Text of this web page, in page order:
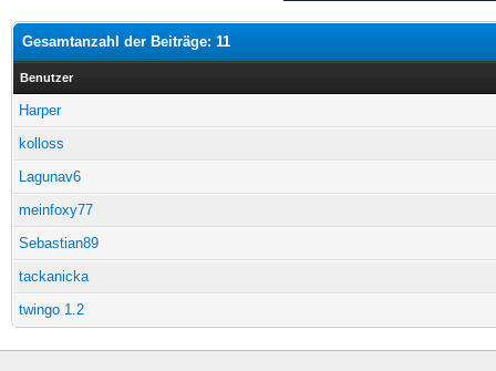
Gesamtanzahl der Beiträge: 11
Benutzer
Harper
kolloss
Lagunav6
meinfoxy77
Sebastian89
tackanicka
twingo 1.2